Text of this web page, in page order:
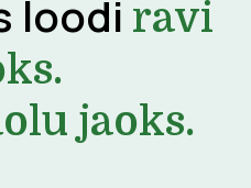
loodi ravi
jaoks.